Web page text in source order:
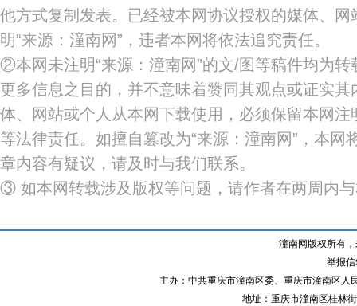
他方式复制发表。已经被本网协议授权的媒体、
明“来源：潼南网”，违者本网将依法追究责任。
②本网未注明“来源：潼南网”的文/图等稿件均为
更多信息之目的，并不意味着赞同其观点或证实
体、网站或个人从本网下载使用，必须保留本网注
等法律责任。如擅自篡改为“来源：潼南网”，本网
章内容有疑议，请及时与我们联系。
③ 如本网转载涉及版权等问题，请作者在两周内
潼南网版权所有
举报
主办：中共重庆市潼南区委、重庆市潼南区
地址：重庆市潼南区桂林